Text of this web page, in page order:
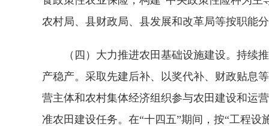
农村局、县财政局、县发展和改革局等按职能
（四）大力推进农田基础设施建设。持续推
产稳产。采取先建后补、以奖代补、财政贴息
营主体和农村集体经济组织参与农田建设和运
准农田建设任务。在“十四五”期间，按“工程